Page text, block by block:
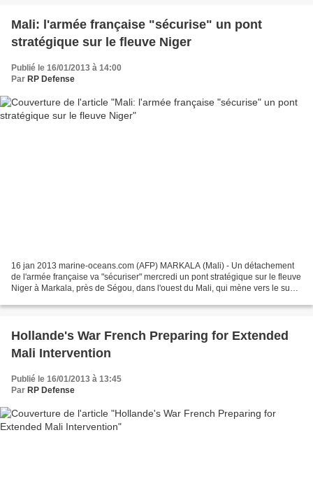
Mali: l'armée française "sécurise" un pont
stratégique sur le fleuve Niger
Publié le 16/01/2013 à 14:00
Par RP Defense
16 jan 2013 marine-oceans.com (AFP) MARKALA (Mali) - Un détachement
de l'armée française va "sécuriser" mercredi un pont stratégique sur le fleuve
Niger à Markala, près de Ségou, dans l'ouest du Mali, qui mène vers le sud
Hollande's War French Preparing for Extended
Mali Intervention
Publié le 16/01/2013 à 13:45
Par RP Defense